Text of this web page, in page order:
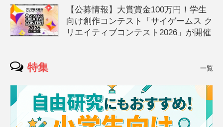
【公募情報】大賞賞金100万円！学生
向け創作コンテスト「サイゲームス ク
リエイティブコンテスト2026」が開催
特集 一覧